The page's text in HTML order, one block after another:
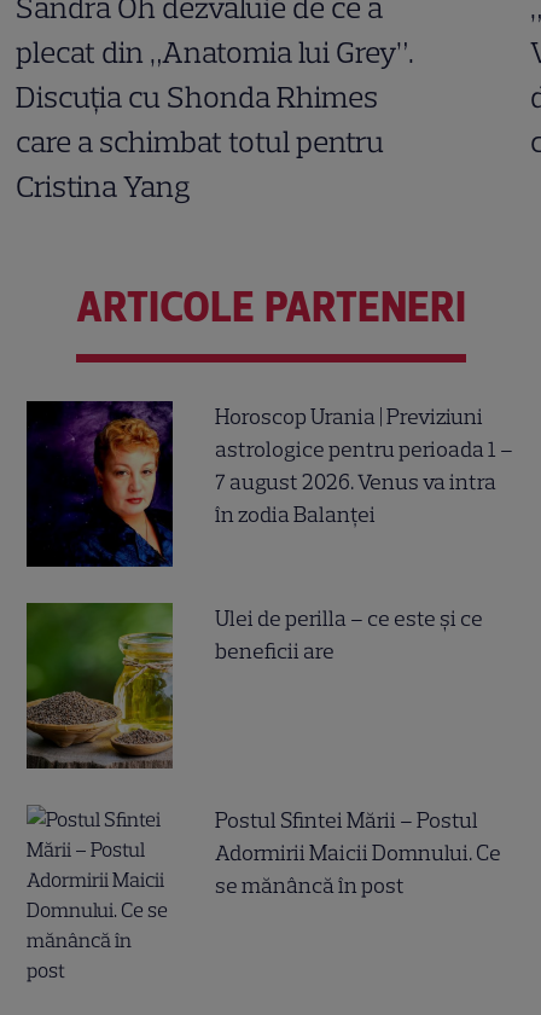
Sandra Oh dezvăluie de ce a
plecat din „Anatomia lui Grey”.
Discuția cu Shonda Rhimes
care a schimbat totul pentru
Cristina Yang
ARTICOLE PARTENERI
Horoscop Urania | Previziuni
astrologice pentru perioada 1 –
7 august 2026. Venus va intra
în zodia Balanței
Ulei de perilla – ce este și ce
beneficii are
Postul Sfintei Mării – Postul
Adormirii Maicii Domnului. Ce
se mănâncă în post